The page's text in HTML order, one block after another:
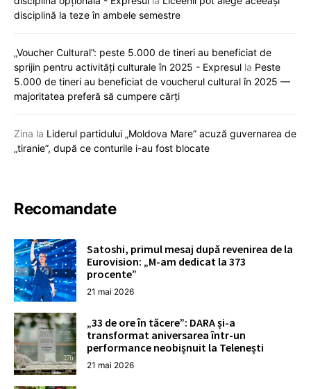
disciplină la teze în ambele semestre
„Voucher Cultural”: peste 5.000 de tineri au beneficiat de
sprijin pentru activități culturale în 2025 - Expresul la Peste
5.000 de tineri au beneficiat de voucherul cultural în 2025 —
majoritatea preferă să cumpere cărți
Zina la Liderul partidului „Moldova Mare” acuză guvernarea de
„tiranie”, după ce conturile i-au fost blocate
Recomandate
Satoshi, primul mesaj după revenirea de la
Eurovision: „M-am dedicat la 373
procente”
21 mai 2026
„33 de ore în tăcere”: DARA și-a
transformat aniversarea într-un
performance neobișnuit la Telenești
21 mai 2026